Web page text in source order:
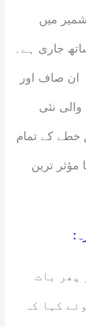
میں
جاری ہے۔
ان صاف اور
والی نئی
خطے کے تمام
مؤثر ترین
پھر بات
کہا کہ